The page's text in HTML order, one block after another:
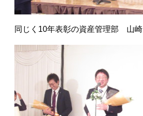
同じく10年表彰の資産管理部 山崎